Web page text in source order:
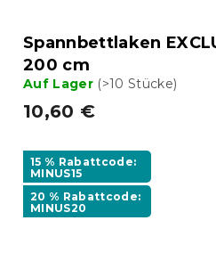
Spannbettlaken
200 cm
Auf Lager (>10 Stücke)
10,60 €
15 % Rabattcode:
MINUS15
20 % Rabattcode:
MINUS20